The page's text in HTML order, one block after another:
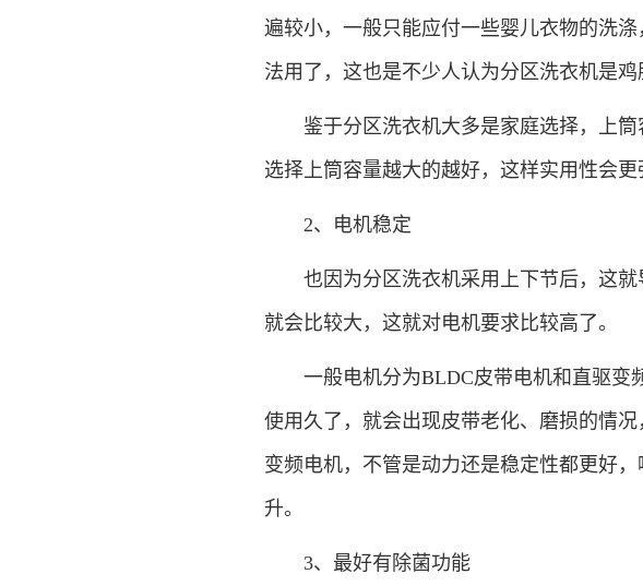
遍较小，一般只能应付一些婴儿衣物的洗
法用了，这也是不少人认为分区洗衣机是鸡
鉴于分区洗衣机大多是家庭选择，上筒
选择上筒容量越大的越好，这样实用性会更
2、电机稳定
也因为分区洗衣机采用上下节后，这就
就会比较大，这就对电机要求比较高了。
一般电机分为BLDC皮带电机和直驱变
使用久了，就会出现皮带老化、磨损的情
变频电机，不管是动力还是稳定性都更好
升。
3、最好有除菌功能